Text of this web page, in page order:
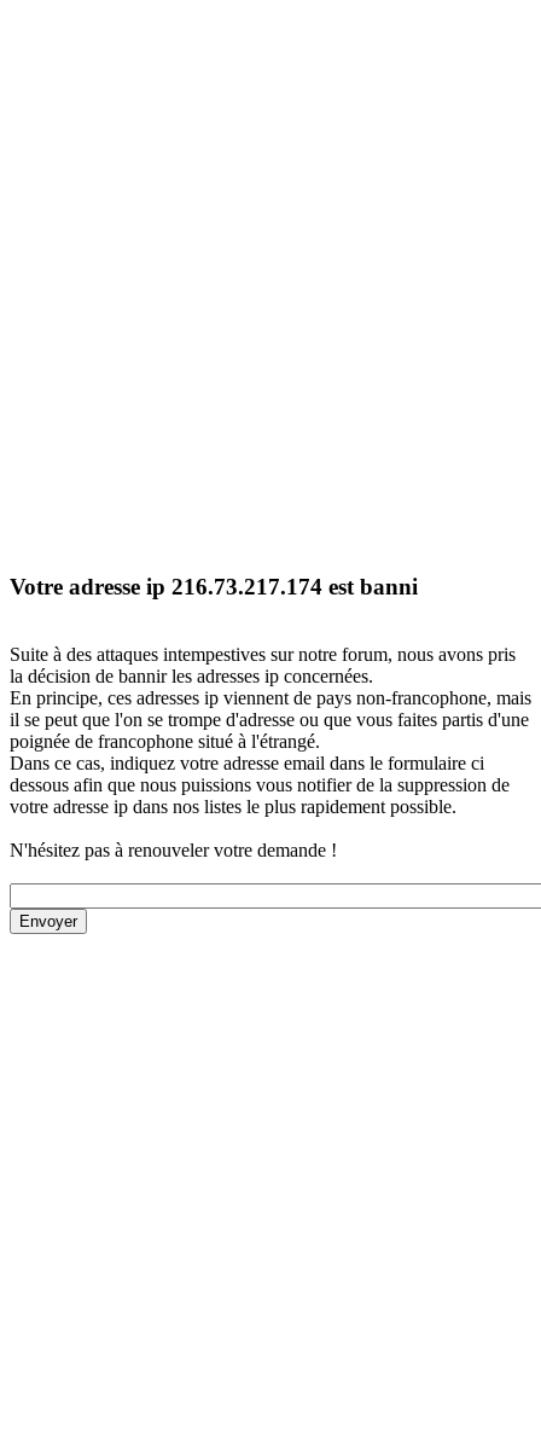
Votre adresse ip 216.73.217.174 est banni
Suite à des attaques intempestives sur notre forum, nous avons pris
la décision de bannir les adresses ip concernées.
En principe, ces adresses ip viennent de pays non-francophone, mais
il se peut que l'on se trompe d'adresse ou que vous faites partis d'une
poignée de francophone situé à l'étrangé.
Dans ce cas, indiquez votre adresse email dans le formulaire ci
dessous afin que nous puissions vous notifier de la suppression de
votre adresse ip dans nos listes le plus rapidement possible.
N'hésitez pas à renouveler votre demande !